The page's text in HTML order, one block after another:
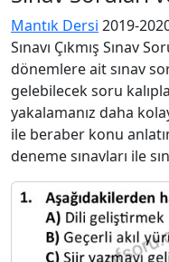
Mantık Dersi 2019-
Sınavı Çıkmış Sınav
dönemlere ait sınav
gelebilecek soru
yakalamanız daha
ile beraber konu
deneme sınavları ile